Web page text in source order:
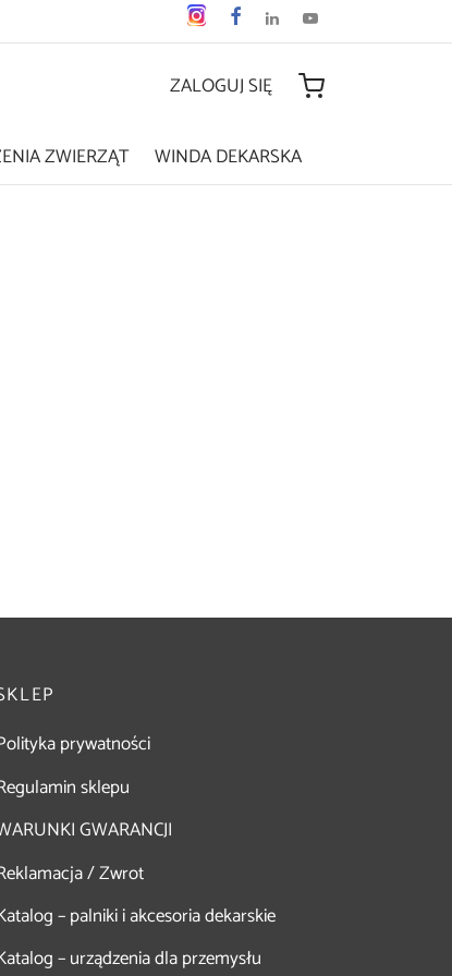
ZALOGUJ SIĘ
ZWIERZĄT WINDA DEKARSKA
prywatności
sklepu
GWARANCJI
/ Zwrot
– palniki i akcesoria dekarskie
– urządzenia dla przemysłu